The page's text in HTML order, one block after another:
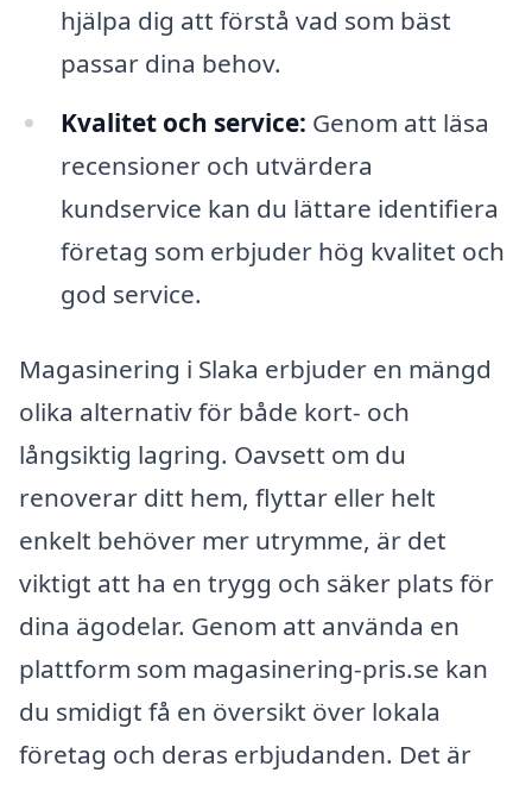
hjälpa dig att förstå vad som bäst
passar dina behov.
Kvalitet och service: Genom att läsa
recensioner och utvärdera
kundservice kan du lättare identifiera
företag som erbjuder hög kvalitet och
god service.
Magasinering i Slaka erbjuder en mängd
olika alternativ för både kort- och
långsiktig lagring. Oavsett om du
renoverar ditt hem, flyttar eller helt
enkelt behöver mer utrymme, är det
viktigt att ha en trygg och säker plats för
dina ägodelar. Genom att använda en
plattform som magasinering-pris.se kan
du smidigt få en översikt över lokala
företag och deras erbjudanden. Det är